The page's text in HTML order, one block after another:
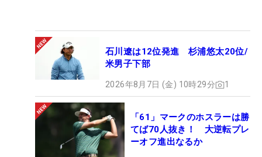
石川遼は12位発進 杉浦悠太20位/
米男子下部
2026年8月7日 (金) 10時29分 1
「61」マークのホスラーは勝
てば70人抜き！ 大逆転プレ
ーオフ進出なるか